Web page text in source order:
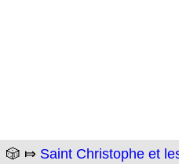
🎲 ⤇ Saint Christophe et